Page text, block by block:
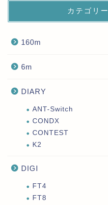
カテゴリー
160m
6m
DIARY
ANT-Switch
CONDX
CONTEST
K2
DIGI
FT4
FT8